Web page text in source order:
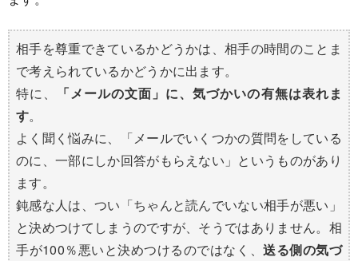
相手を尊重できているかどうかは、相手の時間のことま
で考えられているかどうかに出ます。
特に、
「メールの文面」に、気づかいの有無は表れま
す。
よく聞く悩みに、「メールでいくつかの質問をしている
のに、一部にしか回答がもらえない」というものがあり
ます。
鈍感な人は、つい「ちゃんと読んでいない相手が悪い」
と決めつけてしまうのですが、そうではありません。相
手が100％悪いと決めつけるのではなく、送る側の気づ